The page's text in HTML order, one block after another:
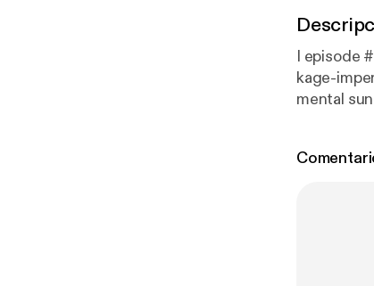
I episode
kage-
mental